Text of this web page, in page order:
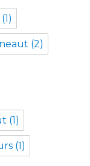
(1)
(2)
(1)
(1)